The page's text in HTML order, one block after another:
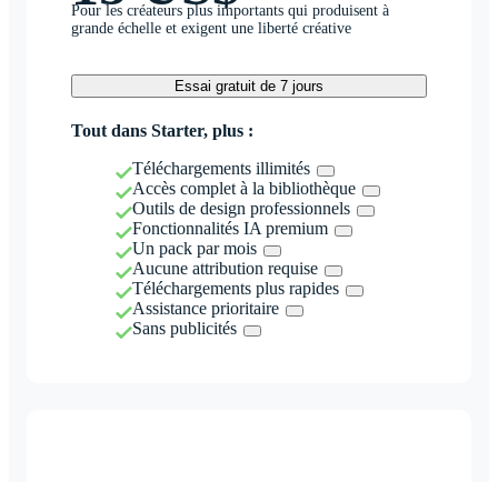
Pour les créateurs plus importants qui produisent à
grande échelle et exigent une liberté créative
Essai gratuit de 7 jours
Tout dans Starter, plus :
Téléchargements illimités
Accès complet à la bibliothèque
Outils de design professionnels
Fonctionnalités IA premium
Un pack par mois
Aucune attribution requise
Téléchargements plus rapides
Assistance prioritaire
Sans publicités